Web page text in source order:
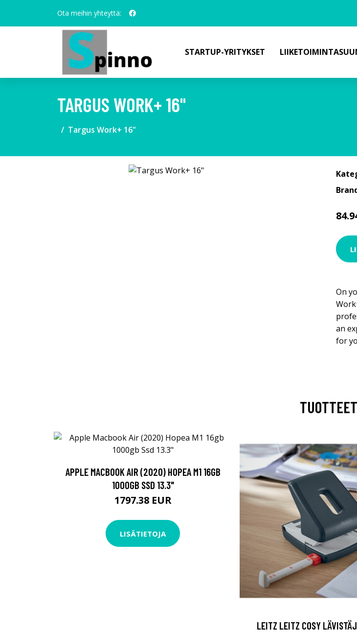
Ota meihin yhteyttä:
STARTUP-YRITYKSET
TARGUS WORK+ 16"
Targus Work+ 16"
On
an
for
TUOTTEET
APPLE MACBOOK AIR (2020) HOPEA M1 16GB
1000GB SSD 13.3"
1797.38 EUR
LISÄTIETOJA
LEITZ LEITZ COSY